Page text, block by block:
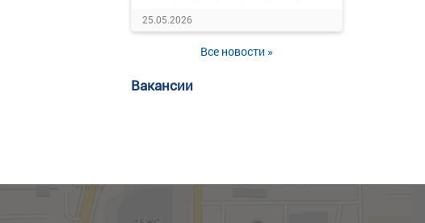
25.05.2026
Все новости »
Вакансии